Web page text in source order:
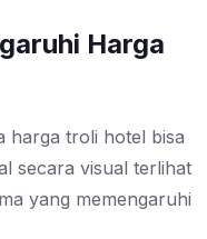
Harga
harga troli hotel bisa
secara visual terlihat
yang memengaruhi